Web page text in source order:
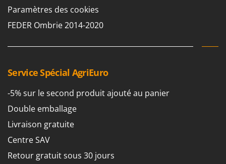
Paramètres des cookies
FEDER Ombrie 2014-2020
Service Spécial AgriEuro
-5% sur le second produit ajouté au panier
Double emballage
Livraison gratuite
Centre SAV
Retour gratuit sous 30 jours